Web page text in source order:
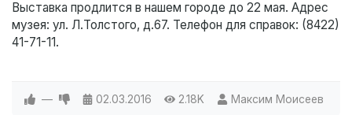
Выставка продлится в нашем городе до 22 мая. Адрес
музея: ул. Л.Толстого, д.67. Телефон для справок: (8422)
41-71-11.
— 02.03.2016 2.18K Максим Моисеев